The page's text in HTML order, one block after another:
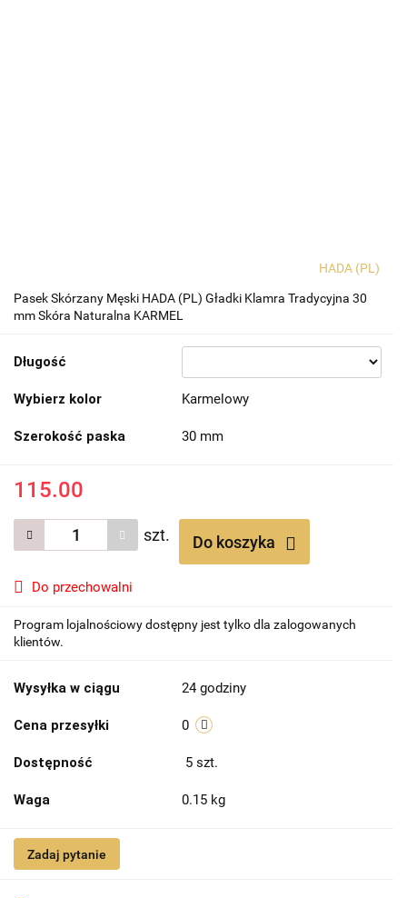
HADA (PL)
Pasek Skórzany Męski HADA (PL) Gładki Klamra Tradycyjna 30
mm Skóra Naturalna KARMEL
Długość
Wybierz kolor Karmelowy
Szerokość paska 30 mm
115.00
szt. Do koszyka
Do przechowalni
Program lojalnościowy dostępny jest tylko dla zalogowanych
klientów.
Wysyłka w ciągu 24 godziny
Cena przesyłki 0
Dostępność 5 szt.
Waga 0.15 kg
Zadaj pytanie